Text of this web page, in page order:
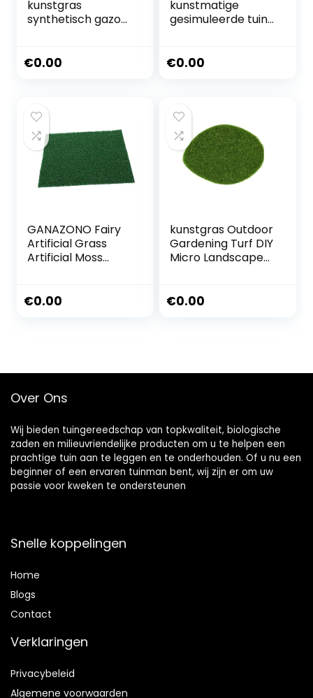
kunstgras
synthetisch gazon,
weide miniatuur
€0.00
kunstmatige
gesimuleerde tuin
landschap
€0.00
GANAZONO Fairy
Artificial Grass
Artificial Moss
Kantoor Patio
€0.00
kunstgras Outdoor
Gardening Turf DIY
Micro Landscape
Home Floor
€0.00
Over Ons
Wij bieden tuingereedschap van topkwaliteit, biologische
zaden en milieuvriendelijke producten om u te helpen een
prachtige tuin aan te leggen en te onderhouden. Of u nu een
beginner of een ervaren tuinman bent, wij zijn er om uw
passie voor kweken te ondersteunen
Snelle koppelingen
Home
Blogs
Contact
Verklaringen
Privacybeleid
Algemene voorwaarden